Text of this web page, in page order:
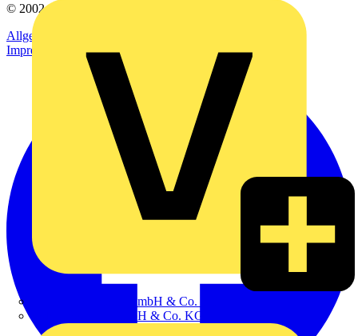
Hillmann & Ploog GmbH & Co. KG
Oskar Böttcher GmbH & Co. KG
© 2002-2026
Allgemeine Geschäftsbedingungen
Impressum